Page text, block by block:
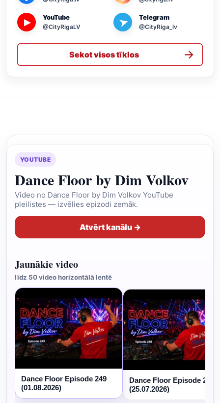
▶
YouTube
@CityRigaLV ➤ Telegram
@CityRiga_lv
Sekot visos tīklos →
YOUTUBE
Dance Floor by Dim Volkov
Video no Dance Floor by Dim Volkov YouTube
pleilistes — izvēlies epizodi zemāk.
Atvērt kanālu →
Jaunākie video
līdz 50 video horizontālā lentē
Dance Floor Episode 249
(01.08.2026)
Dance Floor Episode 248
(25.07.2026)